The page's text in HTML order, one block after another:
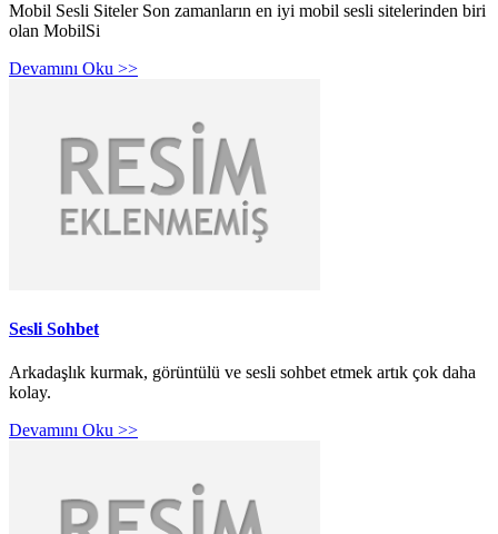
Mobil Sesli Siteler Son zamanların en iyi mobil sesli sitelerinden biri
olan MobilSi
Devamını Oku >>
Sesli Sohbet
Arkadaşlık kurmak, görüntülü ve sesli sohbet etmek artık çok daha
kolay.
Devamını Oku >>